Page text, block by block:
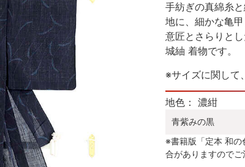
手紡ぎの真綿糸
地に、細かな亀
意匠とさらりと
城紬 着物です。
※サイズに関して
地色： 濃紺
青紫みの黒
※書籍版「定本 和の
合がありますのでご